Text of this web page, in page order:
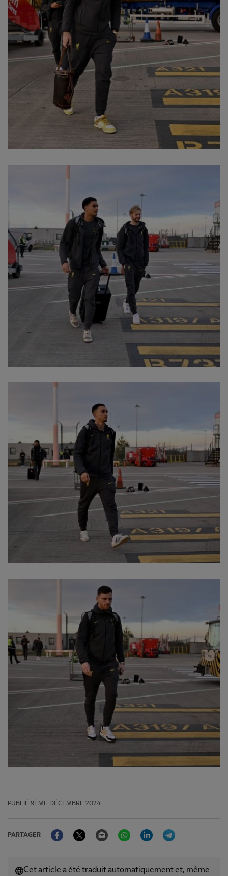
PUBLIÉ 9ÈME DÉCEMBRE 2024
PARTAGER
FacebookTwitter Email WhatsAppLinkedIn
Cet article a été traduit automatiquement et, même